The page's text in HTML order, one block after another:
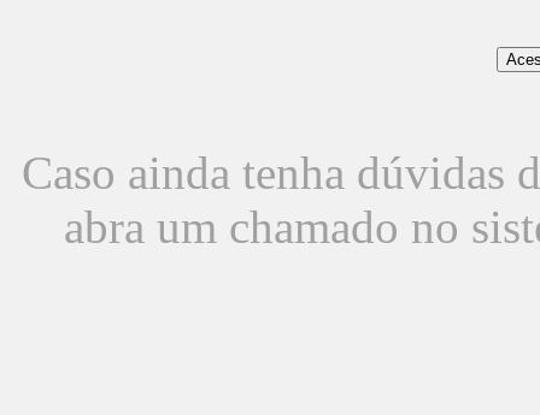
Caso ainda tenha dúvidas
abra um chamado no